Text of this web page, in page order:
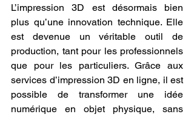
L’impression 3D est désormais bien
plus qu’une innovation technique. Elle
est devenue un véritable outil de
production, tant pour les professionnels
que pour les particuliers. Grâce aux
services d’impression 3D en ligne, il est
possible de transformer une idée
numérique en objet physique, sans